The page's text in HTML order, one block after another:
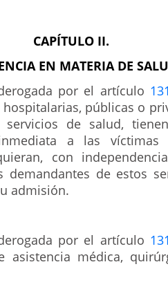
CAPÍTULO II.
EN MATERIA DE
por el artículo
hospitalarias, públicas o
servicios de salud,
a las víctimas
con
demandantes de estos
admisión.
por el artículo
asistencia médica,